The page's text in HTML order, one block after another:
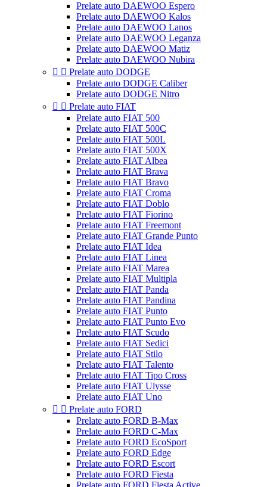
Prelate auto DAEWOO Espero
Prelate auto DAEWOO Kalos
Prelate auto DAEWOO Lanos
Prelate auto DAEWOO Leganza
Prelate auto DAEWOO Matiz
Prelate auto DAEWOO Nubira
  Prelate auto DODGE
Prelate auto DODGE Caliber
Prelate auto DODGE Nitro
  Prelate auto FIAT
Prelate auto FIAT 500
Prelate auto FIAT 500C
Prelate auto FIAT 500L
Prelate auto FIAT 500X
Prelate auto FIAT Albea
Prelate auto FIAT Brava
Prelate auto FIAT Bravo
Prelate auto FIAT Croma
Prelate auto FIAT Doblo
Prelate auto FIAT Fiorino
Prelate auto FIAT Freemont
Prelate auto FIAT Grande Punto
Prelate auto FIAT Idea
Prelate auto FIAT Linea
Prelate auto FIAT Marea
Prelate auto FIAT Multipla
Prelate auto FIAT Panda
Prelate auto FIAT Pandina
Prelate auto FIAT Punto
Prelate auto FIAT Punto Evo
Prelate auto FIAT Scudo
Prelate auto FIAT Sedici
Prelate auto FIAT Stilo
Prelate auto FIAT Talento
Prelate auto FIAT Tipo Cross
Prelate auto FIAT Ulysse
Prelate auto FIAT Uno
  Prelate auto FORD
Prelate auto FORD B-Max
Prelate auto FORD C-Max
Prelate auto FORD EcoSport
Prelate auto FORD Edge
Prelate auto FORD Escort
Prelate auto FORD Fiesta
Prelate auto FORD Fiesta Active